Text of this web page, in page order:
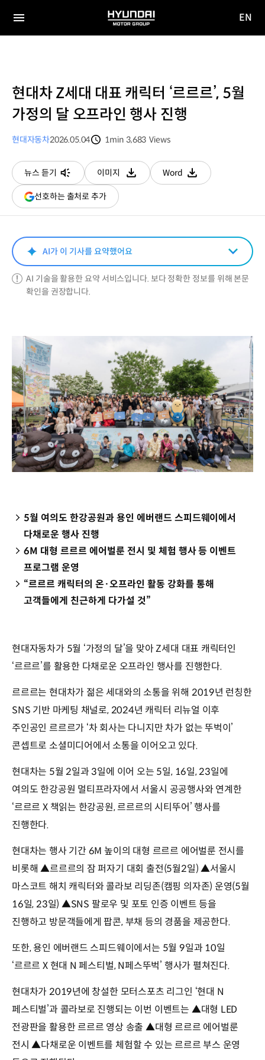
전체
HYUNDAI
MOTOR
EN
현대차 Z세대 대표 캐릭터 ‘르르르’, 5월
가정의 달 오프라인 행사 진행
현대자동차2026.05.04
1min 3,683 Views
뉴스 듣기
이미지
다운로드
Word
다운로드
선호하는 출처로 추가(새
창
AI가 이 기사를 요약했어요
AI 기술을 활용한 요약 서비스입니다. 보다 정확한 정보를 위해 본문
확인을 권장합니다.
5월 여의도 한강공원과 용인 에버랜드 스피드웨이에서
다채로운 행사 진행
6M 대형 르르르 에어벌룬 전시 및 체험 행사 등 이벤트
프로그램 운영
“르르르 캐릭터의 온·오프라인 활동 강화를 통해
고객들에게 친근하게 다가설 것”
현대자동차가 5월 ‘가정의 달’을 맞아 Z세대 대표 캐릭터인
‘르르르’를 활용한 다채로운 오프라인 행사를 진행한다.
르르르는 현대차가 젊은 세대와의 소통을 위해 2019년 런칭한
SNS 기반 마케팅 채널로, 2024년 캐릭터 리뉴얼 이후
주인공인 르르르가 ‘차 회사는 다니지만 차가 없는 뚜벅이’
콘셉트로 소셜미디어에서 소통을 이어오고 있다.
현대차는 5월 2일과 3일에 이어 오는 5일, 16일, 23일에
여의도 한강공원 멀티프라자에서 서울시 공공행사와 연계한
‘르르르 X 책읽는 한강공원, 르르르의 시티뚜어’ 행사를
진행한다.
현대차는 행사 기간 6M 높이의 대형 르르르 에어벌룬 전시를
비롯해 ▲르르르의 잠 퍼자기 대회 출전(5월2일) ▲서울시
마스코트 해치 캐릭터와 콜라보 리딩존(캠핑 의자존) 운영(5월
16일, 23일) ▲SNS 팔로우 및 포토 인증 이벤트 등을
진행하고 방문객들에게 팝콘, 부채 등의 경품을 제공한다.
또한, 용인 에버랜드 스피드웨이에서는 5월 9일과 10일
‘르르르 X 현대 N 페스티벌, N페스뚜벅’ 행사가 펼쳐진다.
현대차가 2019년에 창설한 모터스포츠 리그인 ‘현대 N
페스티벌’과 콜라보로 진행되는 이번 이벤트는 ▲대형 LED
전광판을 활용한 르르르 영상 송출 ▲대형 르르르 에어벌룬
전시 ▲다채로운 이벤트를 체험할 수 있는 르르르 부스 운영